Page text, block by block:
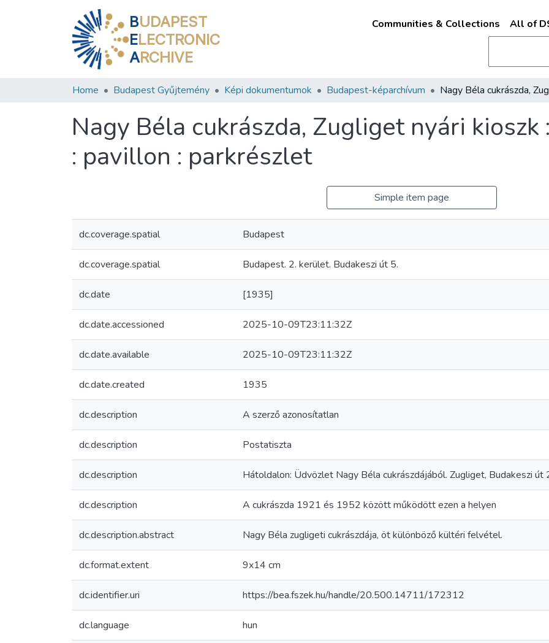
BUDAPEST
ELECTRONIC
ARCHIVE
Communities & Collections All of
Home Budapest Gyűjtemény Képi dokumentumok Budapest-képarchívum
Nagy Béla cukrászda, Zugliget nyári
: pavillon : parkrészlet
Simple item page
dc.coverage.spatial Budapest
dc.coverage.spatial Budapest. 2. kerület. Budakeszi út 5.
dc.date [1935]
dc.date.accessioned 2025-10-09T23:11:32Z
dc.date.available 2025-10-09T23:11:32Z
dc.date.created 1935
dc.description A szerző azonosítatlan
dc.description Postatiszta
dc.description Hátoldalon: Üdvözlet Nagy Béla cukrászdájából. Zugliget, Budakeszi út
dc.description A cukrászda 1921 és 1952 között működött ezen a helyen
dc.description.abstract Nagy Béla zugligeti cukrászdája, öt különböző kültéri felvétel.
dc.format.extent 9x14 cm
dc.identifier.uri https://bea.fszek.hu/handle/20.500.14711/172312
dc.language hun